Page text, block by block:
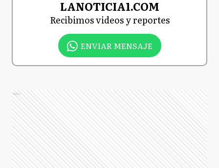
LANOTICIA1.COM
Recibimos videos y reportes
ENVIAR MENSAJE
Ads